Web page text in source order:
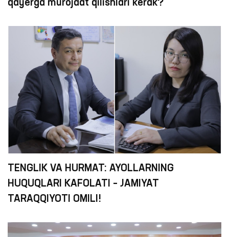
qayerga murojaat qilishlari kerak?
TENGLIK VA HURMAT: AYOLLARNING
HUQUQLARI KAFOLATI – JAMIYAT
TARAQQIYOTI OMILI!